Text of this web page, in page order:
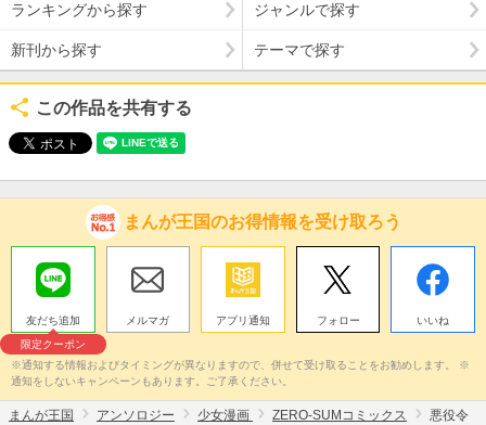
ランキングから探す ジャンルで探す
新刊から探す テーマで探す
この作品を共有する
まんが王国のお得情報を受け取ろう
友だち追加
限定クーポン
メルマガ アプリ通知 フォロー いいね
※通知する情報およびタイミングが異なりますので、併せて受け取ることをお勧めします。 ※
通知をしないキャンペーンもあります。ご了承ください。
まんが王国 アンソロジー 少女漫画 ZERO-SUMコミックス 悪役令